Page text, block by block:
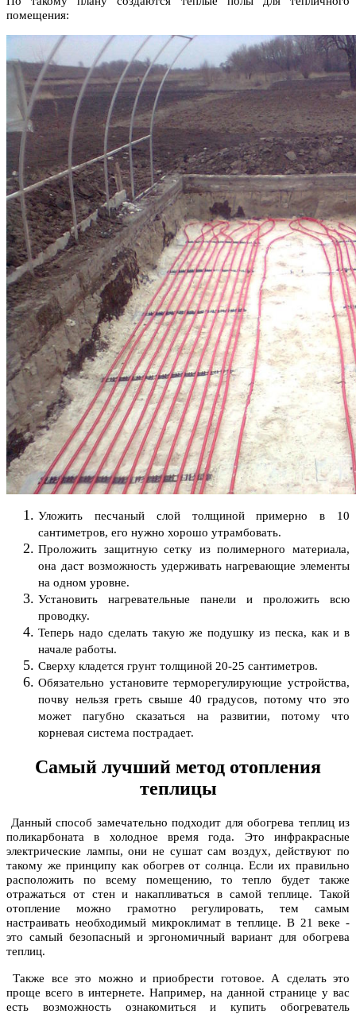
помещения:
Уложить песчаный слой толщиной примерно в 10
сантиметров, его нужно хорошо утрамбовать.
Проложить защитную сетку из полимерного материала,
она даст возможность удерживать нагревающие элементы
на одном уровне.
Установить нагревательные панели и проложить всю
проводку.
Теперь надо сделать такую же подушку из песка, как и в
начале работы.
Сверху кладется грунт толщиной 20-25 сантиметров.
Обязательно установите терморегулирующие устройства,
почву нельзя греть свыше 40 градусов, потому что это
может пагубно сказаться на развитии, потому что
корневая система пострадает.
Самый лучший метод отопления
теплицы
Данный способ замечательно подходит для обогрева теплиц из
поликарбоната в холодное время года. Это инфракрасные
электрические лампы, они не сушат сам воздух, действуют по
такому же принципу как обогрев от солнца. Если их правильно
расположить по всему помещению, то тепло будет также
отражаться от стен и накапливаться в самой теплице. Такой
отопление можно грамотно регулировать, тем самым
настраивать необходимый микроклимат в теплице. В 21 веке -
это самый безопасный и эргономичный вариант для обогрева
теплиц.
Также все это можно и приобрести готовое. А сделать это
проще всего в интернете. Например, на данной странице у вас
есть возможность ознакомиться и купить обогреватель